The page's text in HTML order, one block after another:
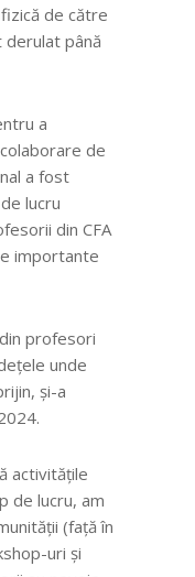
de către
derulat până
a
de
a fost
lucru
din CFA
importante
profesori
unde
și-a
activitățile
de lucru, am
(față în
uri și